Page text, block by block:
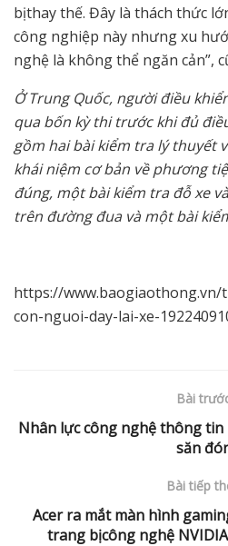
bịthay thế. Đây là thách thức
công nghiệp này nhưng xu
nghệ là không thể ngăn cản”,
ỞTrung Quốc, người điều khiể
qua bốn kỳthi trước khi đủđiề
gồm hai bài kiểm tra lý thuyết v
khái niệm cơbản vềphương tiệ
đúng, một bài kiểm tra đỗxe
trên đường đua và một bài kiể
https://
con-nguoi-day-lai-xe-
Bài
Nhân lực công nghệ thông
săn
Bài tiếp
Acer ra mắt màn hình
trang bịcông nghệ